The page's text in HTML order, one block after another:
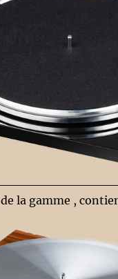
la gamme ,